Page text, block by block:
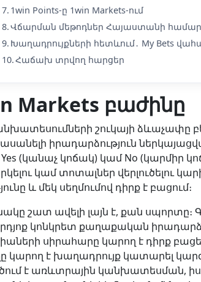
1win Points-ը 1win Markets-ում
Վճարման մեթոդներ Հայաստանի
Խաղադրույքների հետևում․ My Bets
Հաճախ տրվող հարցեր
Markets բաժինը
շուկայի ձևաչափը
իրադարձություն
(կանաչ կոճակ) կամ No (կարմիր
կամ տոտալներ վերլուծելու
և մեկ սեղմումով դիրք է բացում։
շատ ավելի լայն է, քան
կոնկրետ քաղաքական
սիրահարը կարող է դիրք
կարող է խաղադրույք կատարել
է առևտրային կանխատեսման,